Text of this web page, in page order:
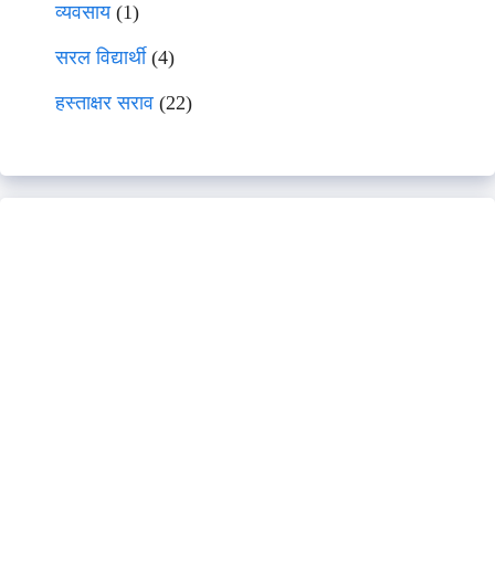
व्यवसाय(1)
सरल विद्यार्थी(4)
हस्ताक्षर सराव (22)